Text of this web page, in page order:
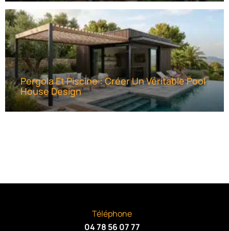
Pergola Et Piscine : Créer Un Véritable Pool
House Design
Téléphone
04 78 56 07 77